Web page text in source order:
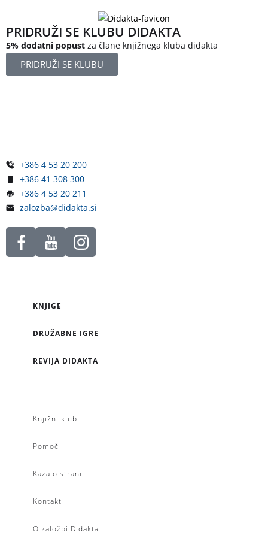
PRIDRUŽI SE KLUBU DIDAKTA
5% dodatni popust za člane knjižnega kluba didakta
PRIDRUŽI SE KLUBU
+386 4 53 20 200
+386 41 308 300
+386 4 53 20 211
zalozba@didakta.si
KNJIGE
DRUŽABNE IGRE
REVIJA DIDAKTA
Knjižni klub
Pomoč
Kazalo strani
Kontakt
O založbi Didakta